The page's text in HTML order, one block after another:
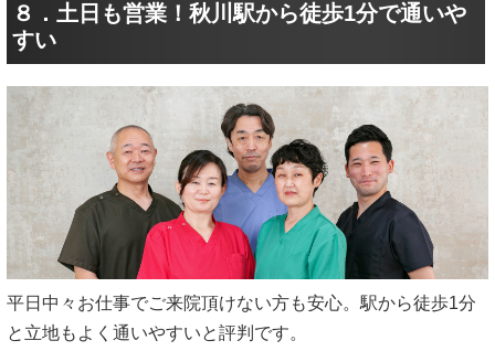
８．土日も営業！秋川駅から徒歩1分で通いや
すい
平日中々お仕事でご来院頂けない方も安心。駅から徒歩1分
と立地もよく通いやすいと評判です。